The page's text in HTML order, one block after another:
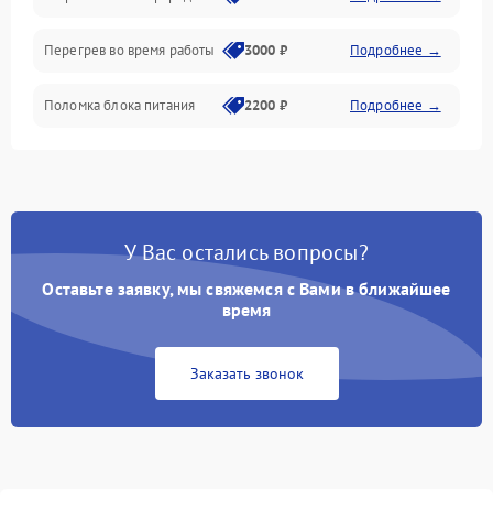
Корпус/Герметичность
Интерфейсы
Перегрев во время работы 3000 ₽ Подробнее →
Поломка блока питания 2200 ₽ Подробнее →
У Вас остались вопросы?
Оставьте заявку, мы свяжемся с Вами в ближайшее
время
Заказать звонок